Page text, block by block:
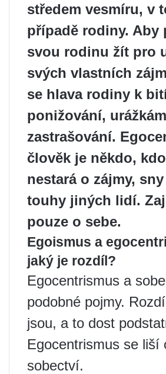
středem vesmíru, v
případě rodiny. Aby
svou rodinu žít pro
svých vlastních
se hlava rodiny k
ponižování,
zastrašování.
člověk je někdo,
nestará o zájmy,
touhy jiných lidí.
pouze o sebe.
Egoismus a
jaký je rozdíl?
Egocentrismus a
podobné pojmy.
jsou, a to dost
Egocentrismus se liší
sobectví.